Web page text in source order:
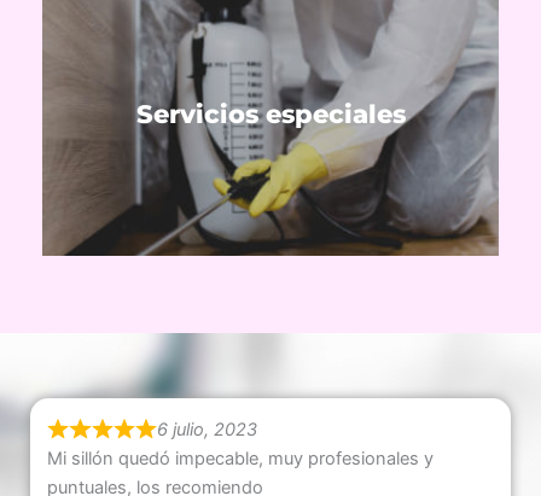
Servicios especiales
Tratamiento de inundaciones, control de
plagas y satinización post covid.
Ver servicios
6 julio, 2023
Mi sillón quedó impecable, muy profesionales y
puntuales, los recomiendo